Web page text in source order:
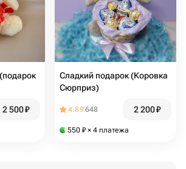
2 500₽
Сладкий подарок (Коровка
Сюрприз)
4.89648 2 200₽
550 ₽ × 4 платежа